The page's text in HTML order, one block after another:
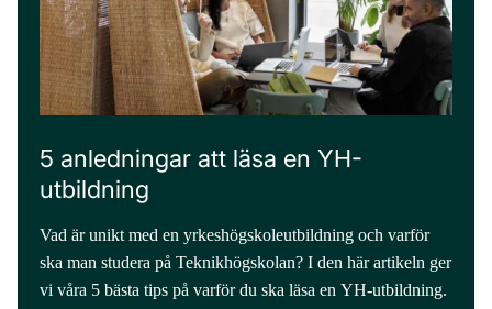
5 anledningar att läsa en YH-
utbildning
Vad är unikt med en yrkeshögskoleutbildning och varför
ska man studera på Teknikhögskolan? I den här artikeln ger
vi våra 5 bästa tips på varför du ska läsa en YH-utbildning.